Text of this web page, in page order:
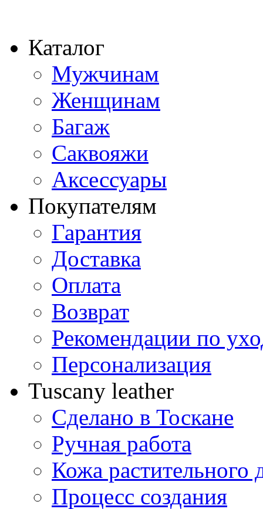
Каталог
Мужчинам
Женщинам
Багаж
Саквояжи
Аксессуары
Покупателям
Гарантия
Доставка
Оплата
Возврат
Рекомендации по
Персонализация
Tuscany leather
Сделано в Тоскане
Ручная работа
Кожа растительного
Процесс создания